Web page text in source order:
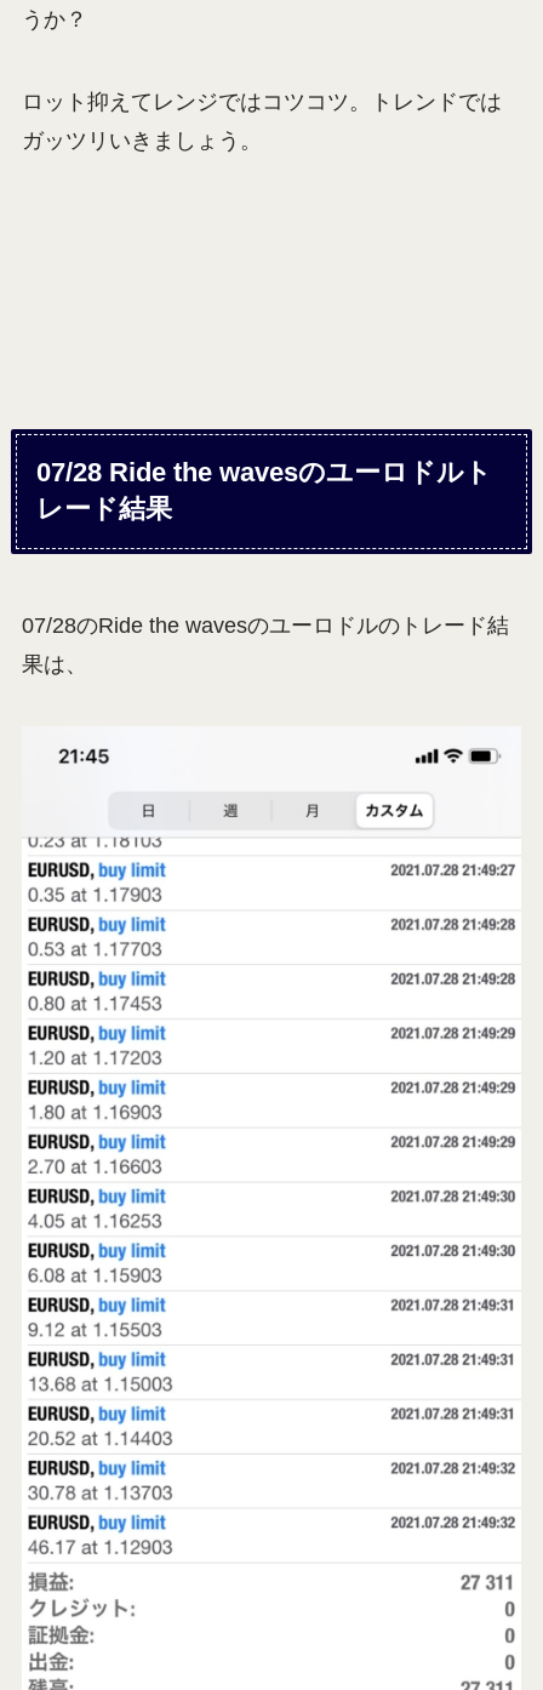
うか？
ロット抑えてレンジではコツコツ。トレンドでは
ガッツリいきましょう。
07/28 Ride the wavesのユーロドルト
レード結果
07/28のRide the wavesのユーロドルのトレード結
果は、